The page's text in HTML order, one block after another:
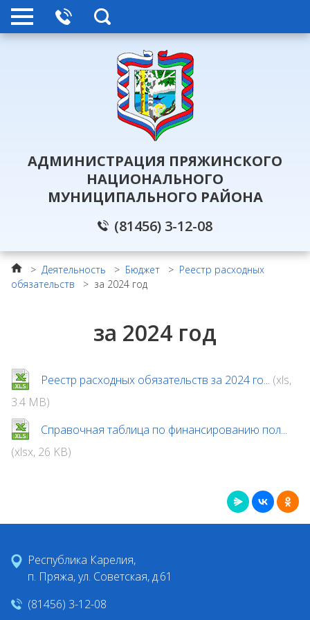
АДМИНИСТРАЦИЯ ПРЯЖИНСКОГО
НАЦИОНАЛЬНОГО
МУНИЦИПАЛЬНОГО РАЙОНА
(81456) 3-12-08
> Деятельность > Бюджет > Реестр расходных
обязательств
> за 2024 год
за 2024 год
Реестр расходных обязательств за 2024 го... (xls,
3.4 MB)
Справочная таблица по финансированию пол...
(xlsx, 26 KB)
Республика Карелия,
п. Пряжа, ул. Советская, д.61
(81456) 3-12-08